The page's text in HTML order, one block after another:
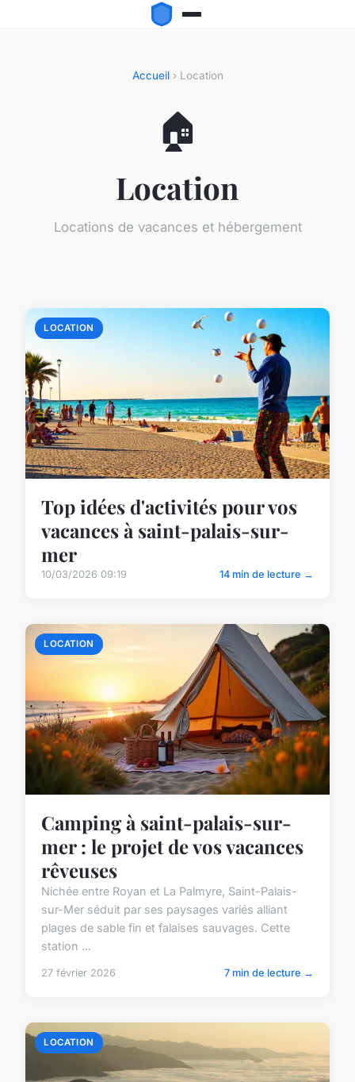
Accueil› Location
🏠
Location
Locations de vacances et hébergement
LOCATION
Top idées d'activités pour vos
vacances à saint-palais-sur-
mer
10/03/2026 09:19 14 min de lecture →
LOCATION
Camping à saint-palais-sur-
mer : le projet de vos vacances
rêveuses
Nichée entre Royan et La Palmyre, Saint-Palais-
sur-Mer séduit par ses paysages variés alliant
plages de sable fin et falaises sauvages. Cette
station ...
27 février 2026 7 min de lecture →
LOCATION